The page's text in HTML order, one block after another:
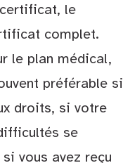
le
complet.
le plan médical,
préférable si
droits, si votre
se
vous avez reçu